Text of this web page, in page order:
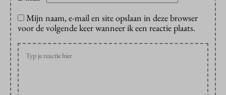
Mijn naam, e-mail en site opslaan in deze browser
voor de volgende keer wanneer ik een reactie plaats.